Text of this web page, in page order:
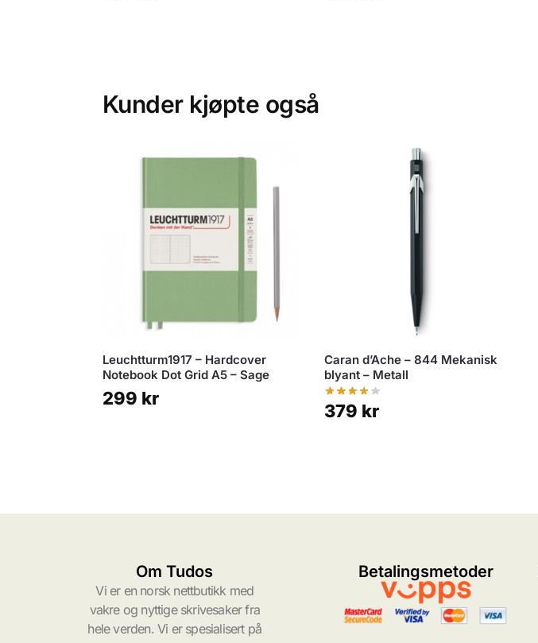
Kunder kjøpte også
Leuchtturm1917 – Hardcover
Notebook Dot Grid A5 – Sage
299 kr
Caran d’Ache – 844 Mekanisk
blyant – Metall
379 kr
Om Tudos
Vi er en norsk nettbutikk med
vakre og nyttige skrivesaker fra
hele verden. Vi er spesialisert på
Betalingsmetoder